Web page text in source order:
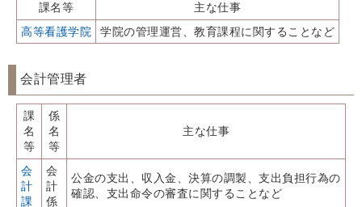
課名等
主な仕事
高等看護学院
学院の管理運営、教育課程に関することなど
会計管理者
課
名
等
係
名
等
主な仕事
会
計
課
会
計
係
公金の支出、収入金、決算の調製、支出負担行為の
確認、支出命令の審査に関することなど